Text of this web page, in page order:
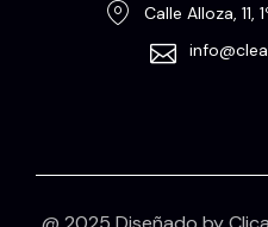
Calle Alloza, 11,